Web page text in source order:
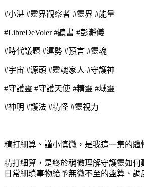
#小湛 #靈界觀察者 #靈界 #能量
#LibreDeVoler #聽書 #彭瀞儀
#時代議題 #運勢 #預言 #靈魂
#宇宙 #源頭 #靈魂家人 #守護神
#守護靈 #守護天使 #精靈 #域靈
#神明 #護法 #精怪 #靈視力
精打細算、謹小慎微，是我這一集的體
精打細算，是終於稍微理解守護靈如何
日常細瑣事物給予無微不至的盤算、調